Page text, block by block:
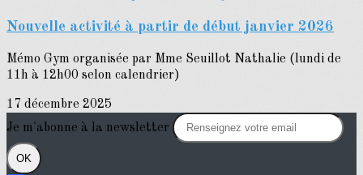
Nouvelle activité à partir de début janvier 2026
Mémo Gym organisée par Mme Seuillot Nathalie (lundi de
11h à 12h00 selon calendrier)
17 décembre 2025
Je m'abonne à la newsletter
OK